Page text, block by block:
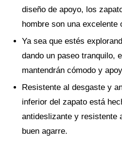
diseño de apoyo, los
hombre son una excelente
Ya sea que estés
dando un paseo tranquilo,
mantendrán cómodo y
Resistente al desgaste y
inferior del zapato está
antideslizante y resistente
buen agarre.